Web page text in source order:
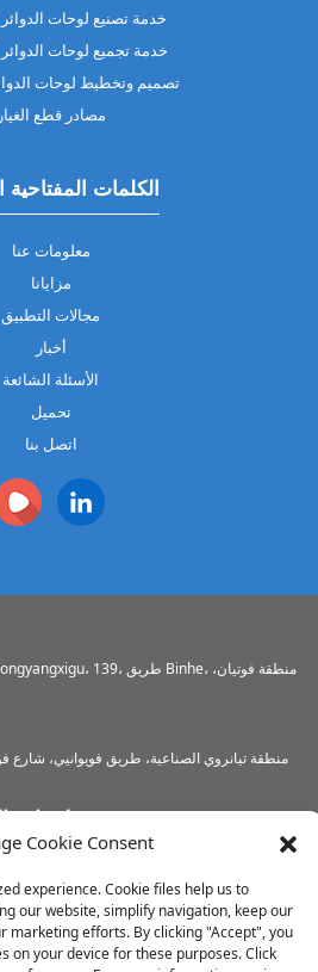
خدمة تصنيع لوحات
خدمة تجميع لوحات
تصميم وتخطيط لوحات
مصادر قطع الغيار
الكلمات المفتاحية
معلومات عنا
مزايانا
مجالات التطبيق
أخبار
الأسئلة الشائعة
تحميل
اتصل بنا
مصنع لوحات
المنطقة الصناعية تشونهوي، شارع يونلين، منطقة
مصنع لوحات
المنطقة الصناعية دونغجيانغ، بلدة شويكو
Cookie Consent
experience. Cookie files help us to
our website, simplify navigation, keep our
marketing efforts. By clicking "Accept", you
on your device for these purposes. Click